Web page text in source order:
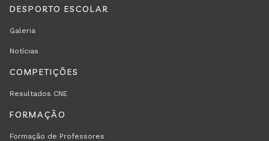
REGION
FOOTER
RODAPÉ
DESPORTO ESCOLAR
Galeria
Notícias
COMPETIÇÕES
Resultados CNE
FORMAÇÃO
Formação de Professores